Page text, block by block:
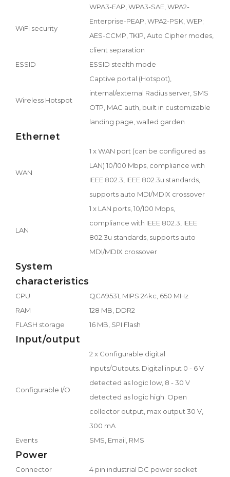
WiFi security
WPA3-EAP, WPA3-SAE, WPA2-
Enterprise-PEAP, WPA2-PSK, WEP;
AES-CCMP, TKIP, Auto Cipher modes,
client separation
ESSID
ESSID stealth mode
Wireless Hotspot
Captive portal (Hotspot),
internal/external Radius server, SMS
OTP, MAC auth, built in customizable
landing page, walled garden
Ethernet
WAN
1 x WAN port (can be configured as
LAN) 10/100 Mbps, compliance with
IEEE 802.3, IEEE 802.3u standards,
supports auto MDI/MDIX crossover
LAN
1 x LAN ports, 10/100 Mbps,
compliance with IEEE 802.3, IEEE
802.3u standards, supports auto
MDI/MDIX crossover
System
characteristics
CPU
QCA9531, MIPS 24kc, 650 MHz
RAM
128 MB, DDR2
FLASH storage
16 MB, SPI Flash
Input/output
Configurable I/O
2 x Configurable digital
Inputs/Outputs. Digital input 0 - 6 V
detected as logic low, 8 - 30 V
detected as logic high. Open
collector output, max output 30 V,
300 mA
Events
SMS, Email, RMS
Power
Connector 4 pin industrial DC power socket